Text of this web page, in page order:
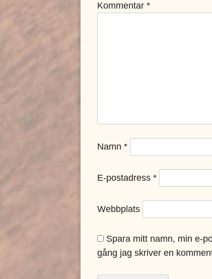
Kommentar *
Namn *
E-postadress *
Webbplats
Spara mitt namn, min e-
gång jag skriver en